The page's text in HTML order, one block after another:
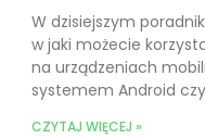
W dzisiejszym
w jaki możecie
na urządzeniach
systemem Android
CZYTAJ WIĘCEJ »